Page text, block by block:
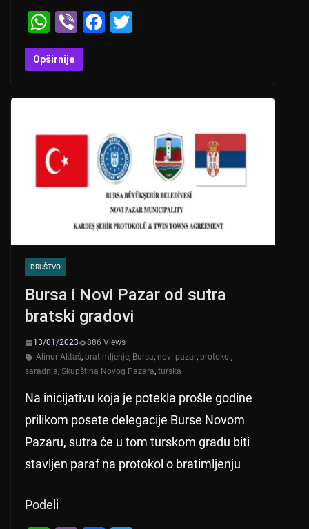
W
h
at
p
p
Vi
b
er
F
o
o
k
Opširnije
DRUŠTVO
Bursa i Novi Pazar od sutra
bratski gradovi
13/01/2023
886 Views
Alinur Aktaš, bratimljenje, Bursa, novi pazar, protokol ,
saradnja, Skupština Novog Pazara, turska
Na inicijativu koja je potekla prošle godine
prilikom posete delegacije Burse Novom
Pazaru, sutra će u tom turskom gradu biti
stavljen paraf na protokol o bratimljenju
Podeli